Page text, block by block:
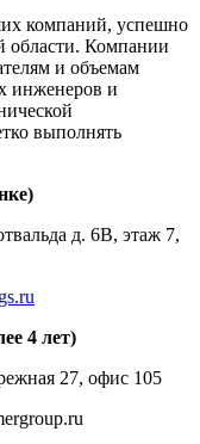
компаний, успешно
области. Компании
и объемам
инженеров и
выполнять
д. 6В, этаж 7,
4 лет)
27, офис 105